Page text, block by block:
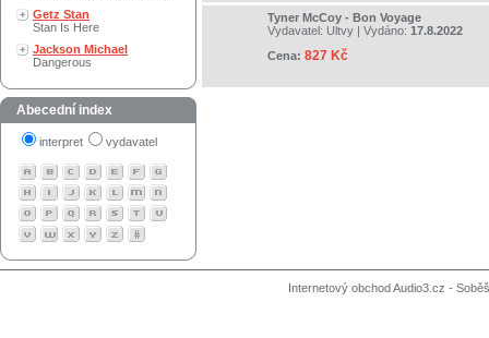
Getz Stan
Stan Is Here
Jackson Michael
Dangerous
Abecední index
interpret vydavatel
Tyner McCoy - Bon Voyage
Vydavatel: Ultvy | Vydáno: 17.8.2022
Cena: 827 Kč
Internetový obchod Audio3.cz -